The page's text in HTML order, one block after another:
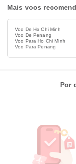
Mais voos
Voo De Ho Chi Minh
Voo De Penang
Voo Para Ho Chi Minh
Voo Para Penang
Por